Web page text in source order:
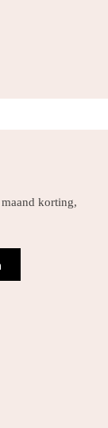
korting,